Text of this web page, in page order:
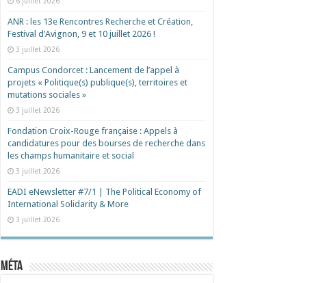
ANR : les 13e Rencontres Recherche et Création,
Festival d’Avignon, 9 et 10 juillet 2026 !
3 juillet 2026
Campus Condorcet : Lancement de l’appel à
projets « Politique(s) publique(s), territoires et
mutations sociales »
3 juillet 2026
Fondation Croix-Rouge française : Appels à
candidatures pour des bourses de recherche dans
les champs humanitaire et social
3 juillet 2026
EADI eNewsletter #7/1 | The Political Economy of
International Solidarity & More
3 juillet 2026
Méta